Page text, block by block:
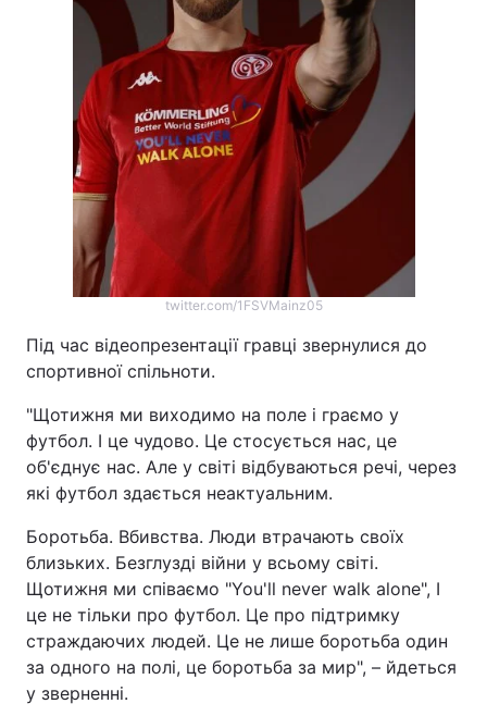
twitter.com/1FSVMainz05
Під час відеопрезентації гравці звернулися до
спортивної спільноти.
"Щотижня ми виходимо на поле і граємо у
футбол. І це чудово. Це стосується нас, це
об'єднує нас. Але у світі відбуваються речі, через
які футбол здається неактуальним.
Боротьба. Вбивства. Люди втрачають своїх
близьких. Безглузді війни у всьому світі.
Щотижня ми співаємо "You'll never walk alone", І
це не тільки про футбол. Це про підтримку
страждаючих людей. Це не лише боротьба один
за одного на полі, це боротьба за мир", – йдеться
у зверненні.